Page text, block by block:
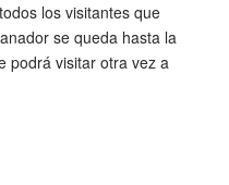
los visitantes que
se queda hasta la
podrá visitar otra vez a